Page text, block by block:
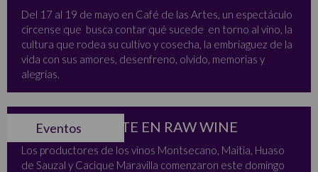
Del 17 al 19 de mayo en Café de las Artes, un espectáculo
circense que busca contar qué sucede en torno al vino, la
cultura que rodea su cultivo y cosecha, la embriaguez de la
vida con sus amores, desenfreno, olvido, memorias y
alegrías.
Eventos
CHILE PRESENTE EN RAW WINE
Los productores de los vinos Montsecano, Maitia, Huaso
de Sauzal y Cacique Maravilla comenzaron este domingo